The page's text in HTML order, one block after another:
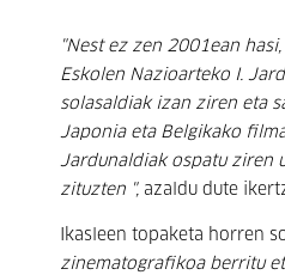
"Nest ez zen 2001ean
Eskolen Nazioarteko I.
solasaldiak izan ziren eta
Japonia eta Belgikako
Jardunaldiak ospatu ziren
zituzten ", azaldu dute
Ikasleen topaketa horren
zinematografikoa berritu